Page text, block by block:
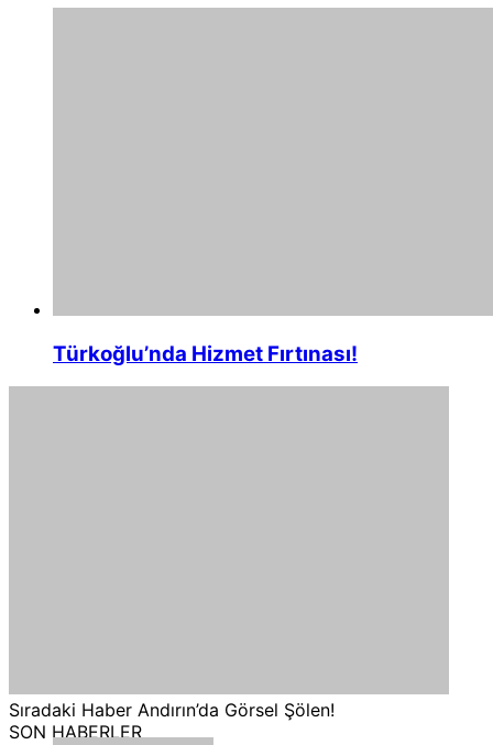
Türkoğlu’nda Hizmet Fırtınası!
Sıradaki Haber Andırın’da Görsel Şölen!
SON HABERLER